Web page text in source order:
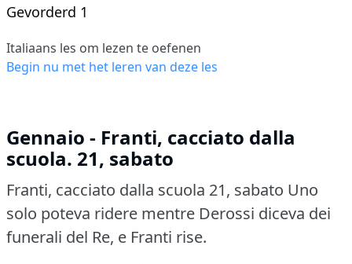
Gevorderd 1
Italiaans les om lezen te oefenen
Begin nu met het leren van deze les
Gennaio - Franti, cacciato dalla
scuola. 21, sabato
Franti, cacciato dalla scuola 21, sabato Uno
solo poteva ridere mentre Derossi diceva dei
funerali del Re, e Franti rise.